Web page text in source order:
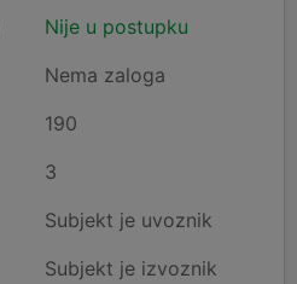
Nije u postupku
Nema zaloga
190
3
Subjekt je uvoznik
Subjekt je izvoznik